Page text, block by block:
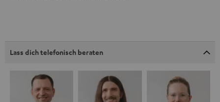
Lass dich telefonisch beraten